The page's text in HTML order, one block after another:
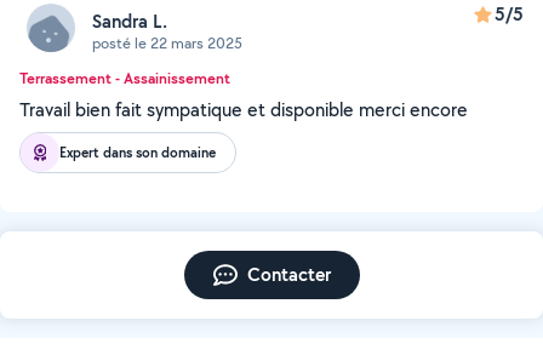
Sandra L.
posté le 22 mars 2025
5/5
Terrassement - Assainissement
Travail bien fait sympatique et disponible merci encore
Expert dans son domaine
Contacter